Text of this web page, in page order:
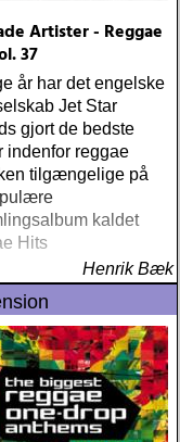
Artister - Reggae
37
år har det engelske
Jet Star
gjort de bedste
indenfor reggae
tilgængelige på
kaldet
Hits
Henrik Bæk